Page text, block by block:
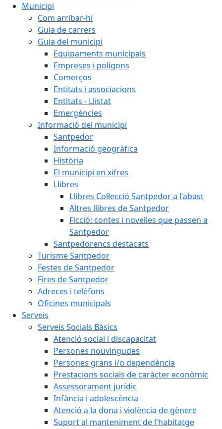
Municipi
Com arribar-hi
Guia de carrers
Guia del municipi
Equipaments municipals
Empreses i polígons
Comerços
Entitats i associacions
Entitats - Llistat
Emergències
Informació del municipi
Santpedor
Informació geogràfica
Història
El municipi en xifres
Llibres
Llibres Col·lecció Santpedor a l'abast
Altres llibres de Santpedor
Ficció: contes i novel·les que passen a
Santpedor
Santpedorencs destacats
Turisme Santpedor
Festes de Santpedor
Fires de Santpedor
Adreces i telèfons
Oficines municipals
Serveis
Serveis Socials Bàsics
Atenció social i discapacitat
Persones nouvingudes
Persones grans i/o dependència
Prestacions socials de caràcter econòmic
Assessorament jurídic
Infància i adolescència
Atenció a la dona i violència de gènere
Suport al manteniment de l'habitatge